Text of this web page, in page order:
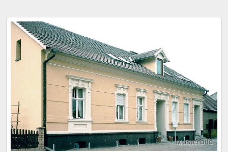
Musterbild